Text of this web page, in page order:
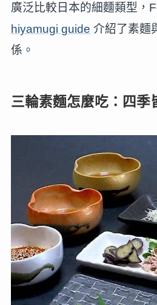
廣泛比較日本的細麵類型，
hiyamugi guide 介紹了素麵
係。
三輪素麵怎麼吃：四季